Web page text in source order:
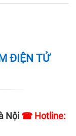
ĐIỆN TỬ
Nội ☎ Hotline: